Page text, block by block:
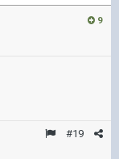
9
#19